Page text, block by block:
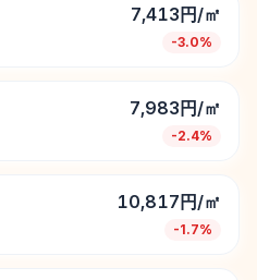
7,413円/㎡
-3.0%
7,983円/㎡
-2.4%
10,817円/㎡
-1.7%